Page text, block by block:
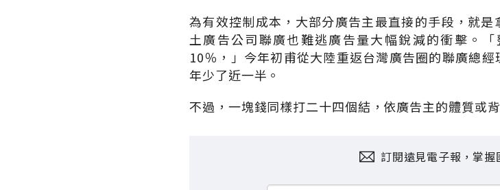
為有效控制成本，大部分廣告主最直接的手段，就
土廣告公司聯廣也難逃廣告量大幅銳減的衝擊。
10％，」今年初甫從大陸重返台灣廣告圈的聯廣總
年少了近一半。
不過，一塊錢同樣打二十四個結，依廣告主的體質或
訂閱遠見電子報，掌握